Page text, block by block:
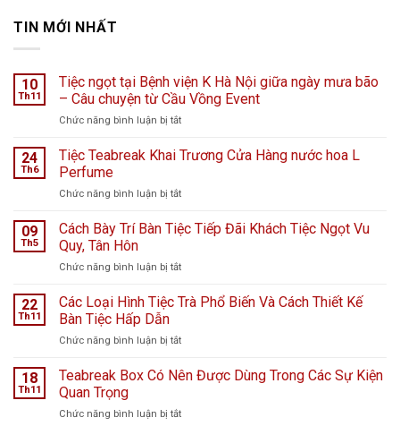
TIN MỚI NHẤT
10
Th11
Tiệc ngọt tại Bệnh viện K Hà Nội giữa ngày mưa bão
– Câu chuyện từ Cầu Vồng Event
Chức năng bình luận bị tắtở
ngọt
viện
Hà
ngày
bão
Cầu
24
Th6
Tiệc Teabreak Khai Trương Cửa Hàng nước hoa L
Perfume
Chức năng bình luận bị tắtở
Teabreak
Khai
Cửa
nước
Perfume
09
Th5
Cách Bày Trí Bàn Tiệc Tiếp Đãi Khách Tiệc Ngọt Vu
Quy, Tân Hôn
Chức năng bình luận bị tắtở
Bày
Tiệc
Đãi
Ngọt
22
Th11
Các Loại Hình Tiệc Trà Phổ Biến Và Cách Thiết Kế
Bàn Tiệc Hấp Dẫn
Chức năng bình luận bị tắtở
Loại
Trà
18
Th11
Teabreak Box Có Nên Được Dùng Trong Các Sự Kiện
Quan Trọng
Chức năng bình luận bị tắtở